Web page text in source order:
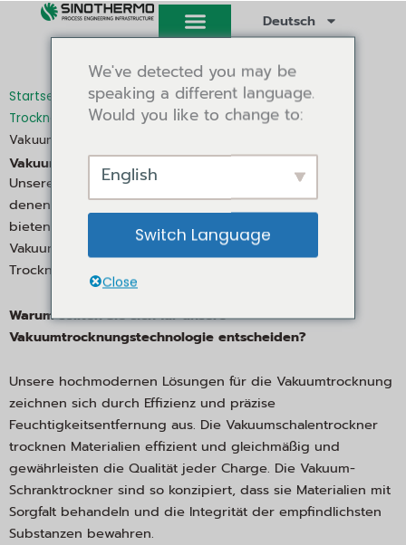
Deutsch
Startseite
Industrieller Trockner und Pilot-
Trockner
Konduktions- und Vakuumtrockner/
Vakuumtrockenschrank
Vakuum-Tablett-Trockner
Unsere Vakuumtrockenschränke sind in Industrien, in
denen Material umgewandelt wird, unverzichtbar. Wir
bieten eine Auswahl an qualitativ hochwertigen
Vakuumtrocknern, die eine Reihe von
Trocknungsanforderungen erfüllen.
Warum sollten Sie sich für unsere
Vakuumtrocknungstechnologie entscheiden?
Unsere hochmodernen Lösungen für die Vakuumtrocknung
zeichnen sich durch Effizienz und präzise
Feuchtigkeitsentfernung aus. Die Vakuumschalentrockner
trocknen Materialien effizient und gleichmäßig und
gewährleisten die Qualität jeder Charge. Die Vakuum-
Schranktrockner sind so konzipiert, dass sie Materialien mit
Sorgfalt behandeln und die Integrität der empfindlichsten
Substanzen bewahren.
We've detected you may be
speaking a different language.
Would you like to change to:
English
Switch Language
Close